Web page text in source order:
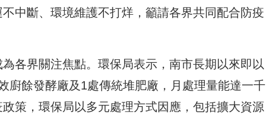
中斷、環境維護不打烊，籲請各界共同配合防疫
各界關注焦點。環保局表示，南市長期以來即以
廚餘發酵廠及1處傳統堆肥廠，月處理量能達一千
策，環保局以多元處理方式因應，包括擴大資源